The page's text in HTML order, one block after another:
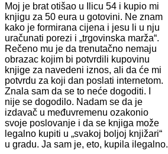
Moj je brat otišao u Ilicu 54 i kupio mi
knjigu za 50 eura u gotovini. Ne znam
kako je formirana cijena i jesu li u nju
uračunati porezi i „trgovinska marža“.
Rečeno mu je da trenutačno nemaju
obrazac kojim bi potvrdili kupovinu
knjige za navedeni iznos, ali da će mi
potvrdu za koji dan poslati internetom.
Znala sam da se to neće dogoditi. I
nije se dogodilo. Nadam se da je
izdavač u međuvremenu ozakonio
svoje poslovanje i da se knjiga može
legalno kupiti u „svakoj boljoj knjižari“
u gradu. Ja sam je, eto, kupila ilegalno.